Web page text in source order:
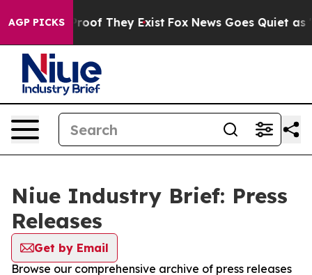
AGP PICKS
no Proof They Exist Fox News Goes Quiet as
Niue Industry Brief: Press
Releases
Get by Email
Browse our comprehensive archive of press releases